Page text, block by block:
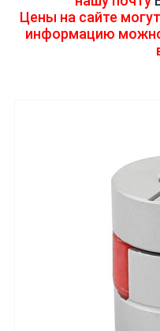
Цены на сайте
информацию